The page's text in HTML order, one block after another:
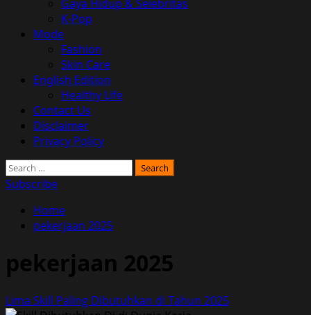
Gaya Hidup & Selebritas
K-Pop
Mode
Fashion
Skin Care
English Edition
Healthy Life
Contact Us
Disclaimer
Privacy Policy
Search
for:
Subscribe
Home
pekerjaan 2025
pekerjaan 2025
Lima Skill Paling Dibutuhkan di Tahun 2025